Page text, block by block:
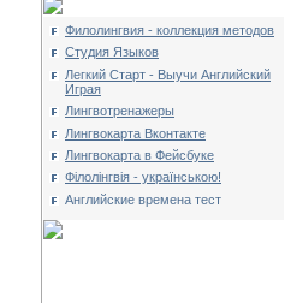
Филолингвия - коллекция методов
Студия Языков
Легкий Старт - Выучи Английский
Играя
Лингвотренажеры
Лингвокарта Вконтакте
Лингвокарта в Фейсбуке
Філолінгвія - українською!
Английские времена тест